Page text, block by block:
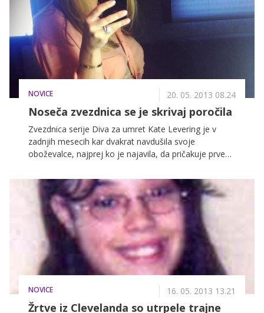
omogoča komunikacijo brez meja, pa si mnogi
namerno iščejo partnerja oziroma partnerko v tujini,
saj na domačih tleh nikakor ne najdejo sorodne duše.
NOVICE 20. 05. 2013 08.24
Noseča zvezdnica se je skrivaj poročila
Zvezdnica serije Diva za umret Kate Levering je v
zadnjih mesecih kar dvakrat navdušila svoje
oboževalce, najprej ko je najavila, da pričakuje prvega
nameravata s partnerjem v kratkem poročiti. Kate
lahko od 26. maja spremljate na BRIO, še pred tem
pa sodelujete v nagradni igri Bodi BRIO zapeljiva in
osvojite čudovite nagrade.
NOVICE 16. 05. 2013 13.21
Žrtve iz Clevelanda so utrpele trajne